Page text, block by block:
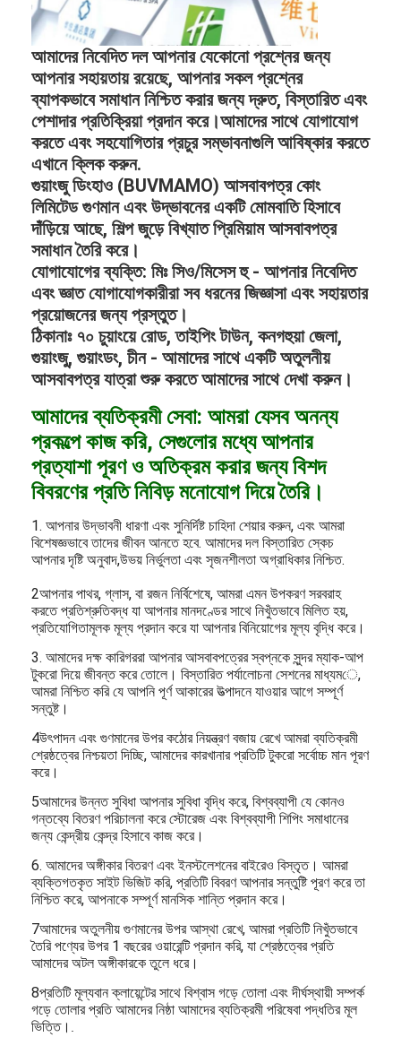
আমাদের নিবেদিত দল আপনার যেকোনো প্রশ্নের জন্য
আপনার সহায়তায় রয়েছে, আপনার সকল প্রশ্নের
ব্যাপকভাবে সমাধান নিশ্চিত করার জন্য দ্রুত, বিস্তারিত এবং
পেশাদার প্রতিক্রিয়া প্রদান করে।আমাদের সাথে যোগাযোগ
করতে এবং সহযোগিতার প্রচুর সম্ভাবনাগুলি আবিষ্কার করতে
এখানে ক্লিক করুন.
গুয়াংজু ডিংহাও (BUVMAMO) আসবাবপত্র কোং
লিমিটেড গুণমান এবং উদ্ভাবনের একটি মোমবাতি হিসাবে
দাঁড়িয়ে আছে, শিল্প জুড়ে বিখ্যাত প্রিমিয়াম আসবাবপত্র
সমাধান তৈরি করে।
যোগাযোগের ব্যক্তি: মিঃ সিও/মিসেস হু - আপনার নিবেদিত
এবং জ্ঞাত যোগাযোগকারীরা সব ধরনের জিজ্ঞাসা এবং সহায়তার
প্রয়োজনের জন্য প্রস্তুত।
ঠিকানাঃ ৭০ চুয়াংয়ে রোড, তাইপিং টাউন, কনগহুয়া জেলা,
গুয়াংজু, গুয়াংডং, চীন - আমাদের সাথে একটি অতুলনীয়
আসবাবপত্র যাত্রা শুরু করতে আমাদের সাথে দেখা করুন।
আমাদের ব্যতিক্রমী সেবা: আমরা যেসব অনন্য
প্রকল্পে কাজ করি, সেগুলোর মধ্যে আপনার
প্রত্যাশা পূরণ ও অতিক্রম করার জন্য বিশদ
বিবরণের প্রতি নিবিড় মনোযোগ দিয়ে তৈরি।
1. আপনার উদ্ভাবনী ধারণা এবং সুনির্দিষ্ট চাহিদা শেয়ার করুন, এবং আমরা
বিশেষজ্ঞভাবে তাদের জীবন আনতে হবে. আমাদের দল বিস্তারিত স্কেচ
আপনার দৃষ্টি অনুবাদ,উভয় নির্ভুলতা এবং সৃজনশীলতা অগ্রাধিকার নিশ্চিত.
2আপনার পাথর, গ্লাস, বা রজন নির্বিশেষে, আমরা এমন উপকরণ সরবরাহ
করতে প্রতিশ্রুতিবদ্ধ যা আপনার মানদণ্ডের সাথে নিখুঁতভাবে মিলিত হয়,
প্রতিযোগিতামূলক মূল্য প্রদান করে যা আপনার বিনিয়োগের মূল্য বৃদ্ধি করে।
3. আমাদের দক্ষ কারিগররা আপনার আসবাবপত্রের স্বপ্নকে সুন্দর ম্যাক-আপ
টুকরো দিয়ে জীবন্ত করে তোলে। বিস্তারিত পর্যালোচনা সেশনের মাধ্যমে,
আমরা নিশ্চিত করি যে আপনি পূর্ণ আকারের উত্পাদনে যাওয়ার আগে সম্পূর্ণ
সন্তুষ্ট।
4উৎপাদন এবং গুণমানের উপর কঠোর নিয়ন্ত্রণ বজায় রেখে আমরা ব্যতিক্রমী
শ্রেষ্ঠত্বের নিশ্চয়তা দিচ্ছি, আমাদের কারখানার প্রতিটি টুকরো সর্বোচ্চ মান পূরণ
করে।
5আমাদের উন্নত সুবিধা আপনার সুবিধা বৃদ্ধি করে, বিশ্বব্যাপী যে কোনও
গন্তব্যে বিতরণ পরিচালনা করে স্টোরেজ এবং বিশ্বব্যাপী শিপিং সমাধানের
জন্য কেন্দ্রীয় কেন্দ্র হিসাবে কাজ করে।
6. আমাদের অঙ্গীকার বিতরণ এবং ইনস্টলেশনের বাইরেও বিস্তৃত। আমরা
ব্যক্তিগতকৃত সাইট ভিজিট করি, প্রতিটি বিবরণ আপনার সন্তুষ্টি পূরণ করে তা
নিশ্চিত করে, আপনাকে সম্পূর্ণ মানসিক শান্তি প্রদান করে।
7আমাদের অতুলনীয় গুণমানের উপর আস্থা রেখে, আমরা প্রতিটি নিখুঁতভাবে
তৈরি পণ্যের উপর 1 বছরের ওয়ারেন্টি প্রদান করি, যা শ্রেষ্ঠত্বের প্রতি
আমাদের অটল অঙ্গীকারকে তুলে ধরে।
8প্রতিটি মূল্যবান ক্লায়েন্টের সাথে বিশ্বাস গড়ে তোলা এবং দীর্ঘস্থায়ী সম্পর্ক
গড়ে তোলার প্রতি আমাদের নিষ্ঠা আমাদের ব্যতিক্রমী পরিষেবা পদ্ধতির মূল
ভিত্তি।